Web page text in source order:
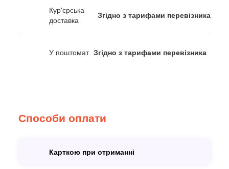
Кур'єрська
доставка
Згідно з тарифами перевізника
У поштомат Згідно з тарифами перевізника
Способи оплати
Карткою при отриманні